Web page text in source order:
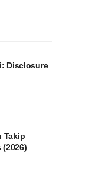
Disclosure
Takip
(2026)